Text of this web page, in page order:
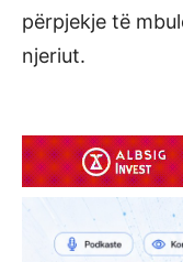
përpjekje të
njeriut.